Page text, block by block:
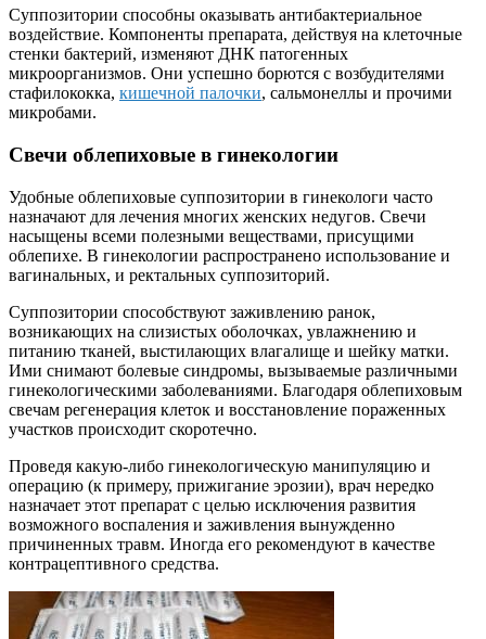
Суппозитории способны оказывать антибактериальное
воздействие. Компоненты препарата, действуя на клеточные
стенки бактерий, изменяют ДНК патогенных
микроорганизмов. Они успешно борются с возбудителями
стафилококка, кишечной палочки, сальмонеллы и прочими
микробами.
Свечи облепиховые в гинекологии
Удобные облепиховые суппозитории в гинекологи часто
назначают для лечения многих женских недугов. Свечи
насыщены всеми полезными веществами, присущими
облепихе. В гинекологии распространено использование и
вагинальных, и ректальных суппозиторий.
Суппозитории способствуют заживлению ранок,
возникающих на слизистых оболочках, увлажнению и
питанию тканей, выстилающих влагалище и шейку матки.
Ими снимают болевые синдромы, вызываемые различными
гинекологическими заболеваниями. Благодаря облепиховым
свечам регенерация клеток и восстановление пораженных
участков происходит скоротечно.
Проведя какую-либо гинекологическую манипуляцию и
операцию (к примеру, прижигание эрозии), врач нередко
назначает этот препарат с целью исключения развития
возможного воспаления и заживления вынужденно
причиненных травм. Иногда его рекомендуют в качестве
контрацептивного средства.